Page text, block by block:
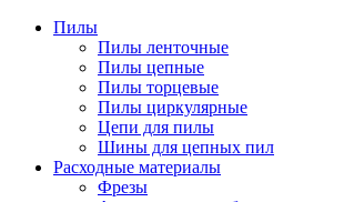
Пилы
Пилы ленточные
Пилы цепные
Пилы торцевые
Пилы циркулярные
Цепи для пилы
Шины для цепных пил
Расходные материалы
Фрезы